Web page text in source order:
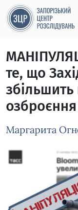
те, що
Маргарита
Зображення